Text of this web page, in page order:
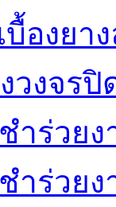
บื้องยา
วงจรปิ
ำร่วย
ำร่วยง